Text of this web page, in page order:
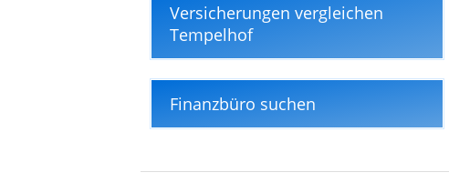
Versicherungen vergleichen
Tempelhof
Finanzbüro suchen